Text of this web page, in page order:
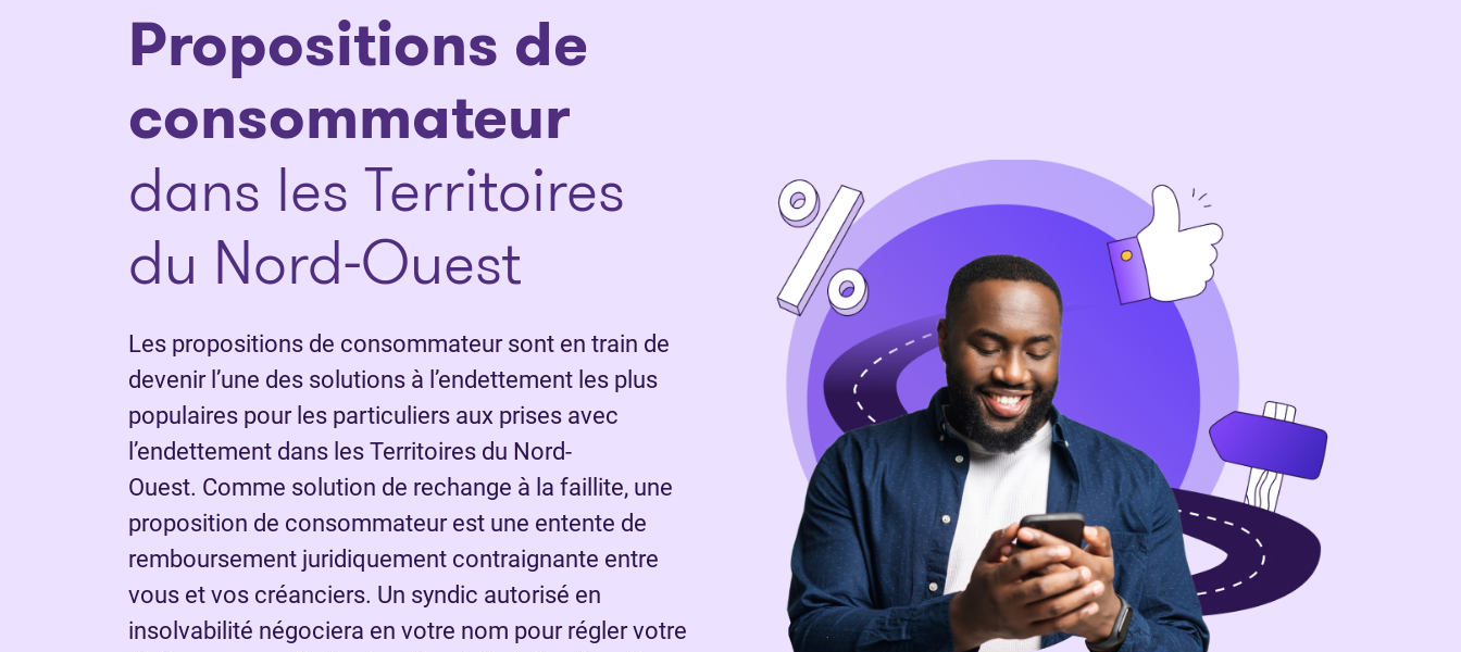
Propositions de
consommateur
dans les Territoires
du Nord-Ouest
Les propositions de consommateur sont en train de
devenir l’une des solutions à l’endettement les plus
populaires pour les particuliers aux prises avec
l’endettement dans les Territoires du Nord-
Ouest. Comme solution de rechange à la faillite, une
proposition de consommateur est une entente de
remboursement juridiquement contraignante entre
vous et vos créanciers. Un syndic autorisé en
insolvabilité négociera en votre nom pour régler votre